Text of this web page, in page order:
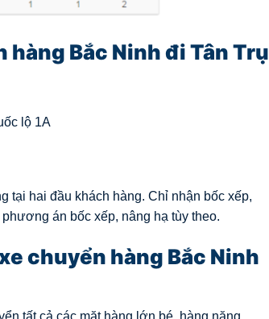
Bắc Ninh đi Tân Trụ
lộ 1A
tại hai đầu khách hàng. Chỉ nhận bốc xếp,
án bốc xếp, nâng hạ tùy theo.
chuyển hàng Bắc Ninh